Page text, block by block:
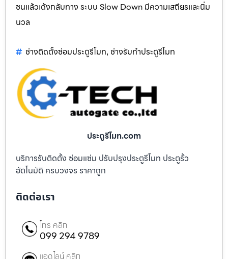
ชนแล้วเด้งกลับทาง ระบบ Slow Down มีความเสถียรและนิ่ม
นวล
ช่างติดตั้งซ่อมประตูรีโมท, ช่างรับทำประตูรีโมท
ประตูรีโมท.com
บริการรับติดตั้ง ซ่อมแซ่ม ปรับปรุงประตูรีโมท ประตูรั้ว
อัตโนมัติ ครบวงจร ราคาถูก
ติดต่อเรา
โทร คลิก
099 294 9789
แอดไลน์ คลิก